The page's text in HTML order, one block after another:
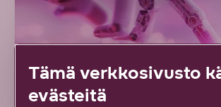
Tämä verkkosivusto
evästeitä